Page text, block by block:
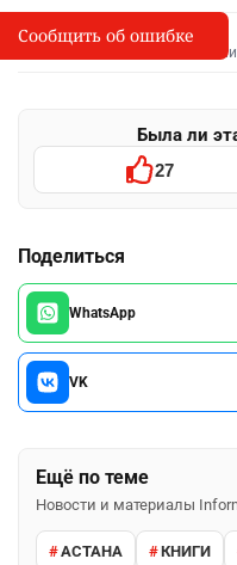
I
Сообщить об опечатке
Выделите фрагмент и
Была ли
27
Поделиться
WhatsApp
VK
Ещё по теме
Новости и материалы
АСТАНА КНИГИ
Сообщить об ошибке